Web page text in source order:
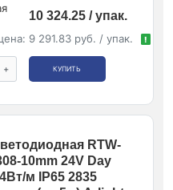
10 324.25 / упак.
9 291.83 руб. / упак. !
+ КУПИТЬ
RTW-
10mm 24V Day
м IP65 2835